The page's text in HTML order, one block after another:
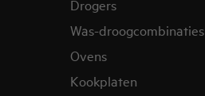
Drogers
Was-droogcombinaties
Ovens
Kookplaten